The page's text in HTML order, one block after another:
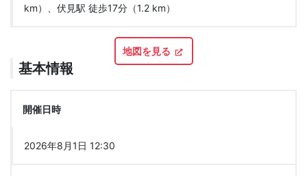
km）、伏見駅 徒歩17分（1.2 km）
地図を見る
基本情報
開催日時
2026年8月1日 12:30